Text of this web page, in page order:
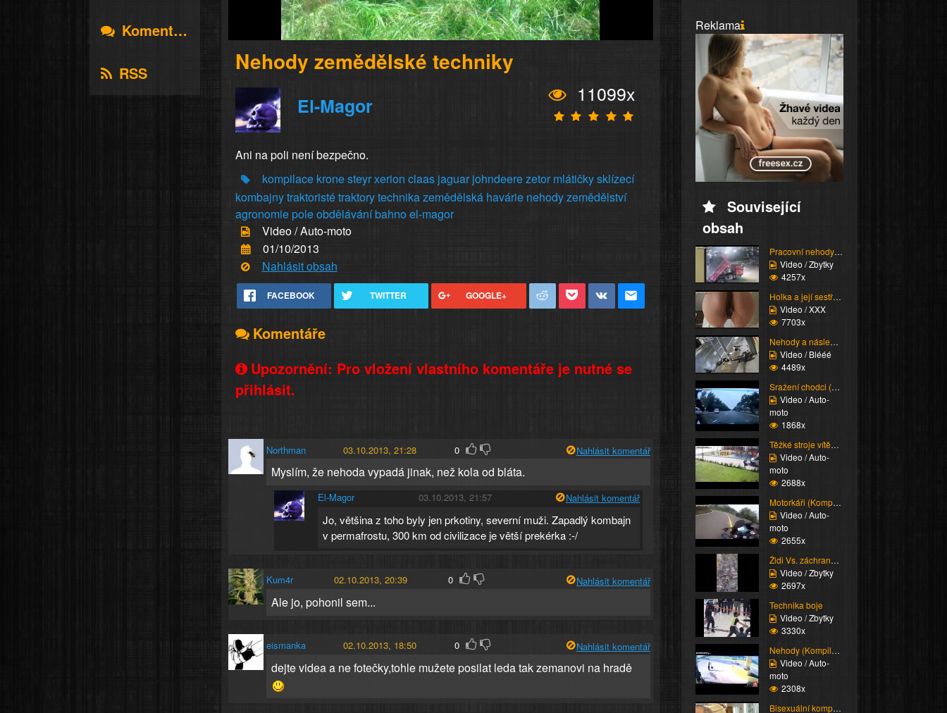
Komentáře
RSS Nehody zemědělské techniky
El-Magor
11099x
Ani na poli není bezpečno.
kompilace kronesteyrxerion claas jaguar johndeerezetor mlátičkysklízecí
kombajnytraktoristétraktorytechnikazemědělská havárie nehodyzemědělství
agronomiepoleobděláváníbahnoel-magor
Video / Auto-moto
01/10/2013
Nahlásit obsah
FACEBOOK TWITTER GOOGLE+
Komentáře
Upozornění: Pro vložení vlastního komentáře je nutné se
přihlásit.
Northman 03.10.2013, 21:28 0 Nahlásit komentář
Myslím, že nehoda vypadá jinak, než kola od bláta.
El-Magor 03.10.2013, 21:57 Nahlásit komentář
Jo, většina z toho byly jen prkotiny, severní muži. Zapadlý kombajn
v permafrostu, 300 km od civilizace je větší prekérka :-/
Kum4r 02.10.2013, 20:39 0 Nahlásit komentář
Ale jo, pohonil sem...
eismanka 02.10.2013, 18:50 0 Nahlásit komentář
dejte videa a ne fotečky,tohle mužete posilat leda tak zemanovi na hradě
Reklama
Související
obsah
Pracovní nehody (Kompi...
Video / Zbytky
4257x
Holka a její sestřih c...
Video / XXX
7703x
Nehody a následky (Bes...
Video / Blééé
4489x
Sražení chodci (Super ...
Video / Auto-
moto
1868x
Těžké stroje vítězí (K...
Video / Auto-
moto
2688x
Motorkáři (Kompilace)
Video / Auto-
moto
2655x
Židi Vs. záchranáři (K...
Video / Zbytky
2697x
Technika boje
Video / Zbytky
3330x
Nehody (Kompilace)
Video / Auto-
moto
2308x
Bisexuální kompilace